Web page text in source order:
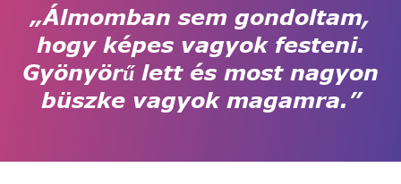
„Álmomban sem gondoltam,
hogy képes vagyok festeni.
Gyönyörű lett és most nagyon
büszke vagyok magamra.”